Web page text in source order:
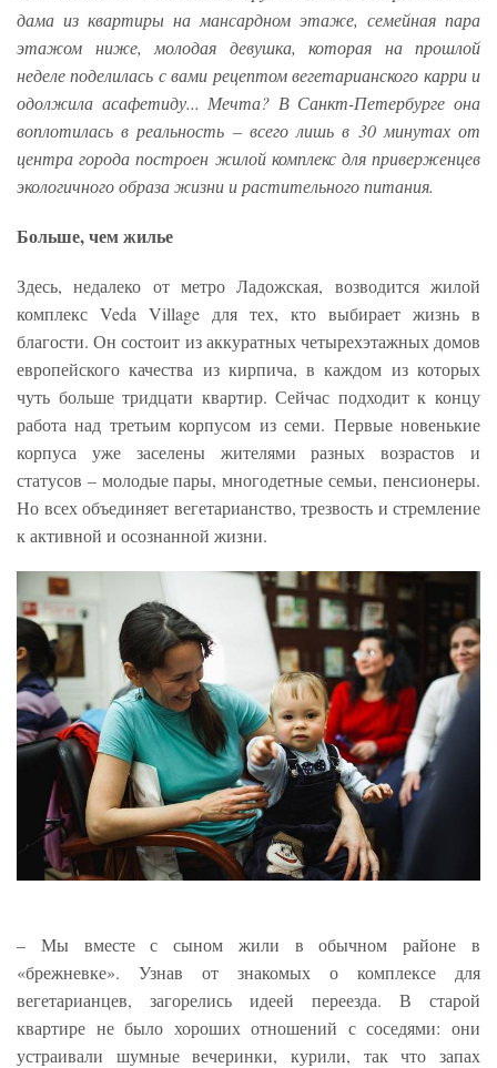
дама из квартиры на мансардном этаже, семейная пара
этажом ниже, молодая девушка, которая на прошлой
неделе поделилась с вами рецептом вегетарианского карри и
одолжила асафетиду... Мечта? В Санкт-Петербурге она
воплотилась в реальность – всего лишь в 30 минутах от
центра города построен жилой комплекс для приверженцев
экологичного образа жизни и растительного питания.
Больше, чем жилье
Здесь, недалеко от метро Ладожская, возводится жилой
комплекс Veda Village для тех, кто выбирает жизнь в
благости. Он состоит из аккуратных четырехэтажных домов
европейского качества из кирпича, в каждом из которых
чуть больше тридцати квартир. Сейчас подходит к концу
работа над третьим корпусом из семи. Первые новенькие
корпуса уже заселены жителями разных возрастов и
статусов – молодые пары, многодетные семьи, пенсионеры.
Но всех объединяет вегетарианство, трезвость и стремление
к активной и осознанной жизни.
– Мы вместе с сыном жили в обычном районе в
«брежневке». Узнав от знакомых о комплексе для
вегетарианцев, загорелись идеей переезда. В старой
квартире не было хороших отношений с соседями: они
устраивали шумные вечеринки, курили, так что запах